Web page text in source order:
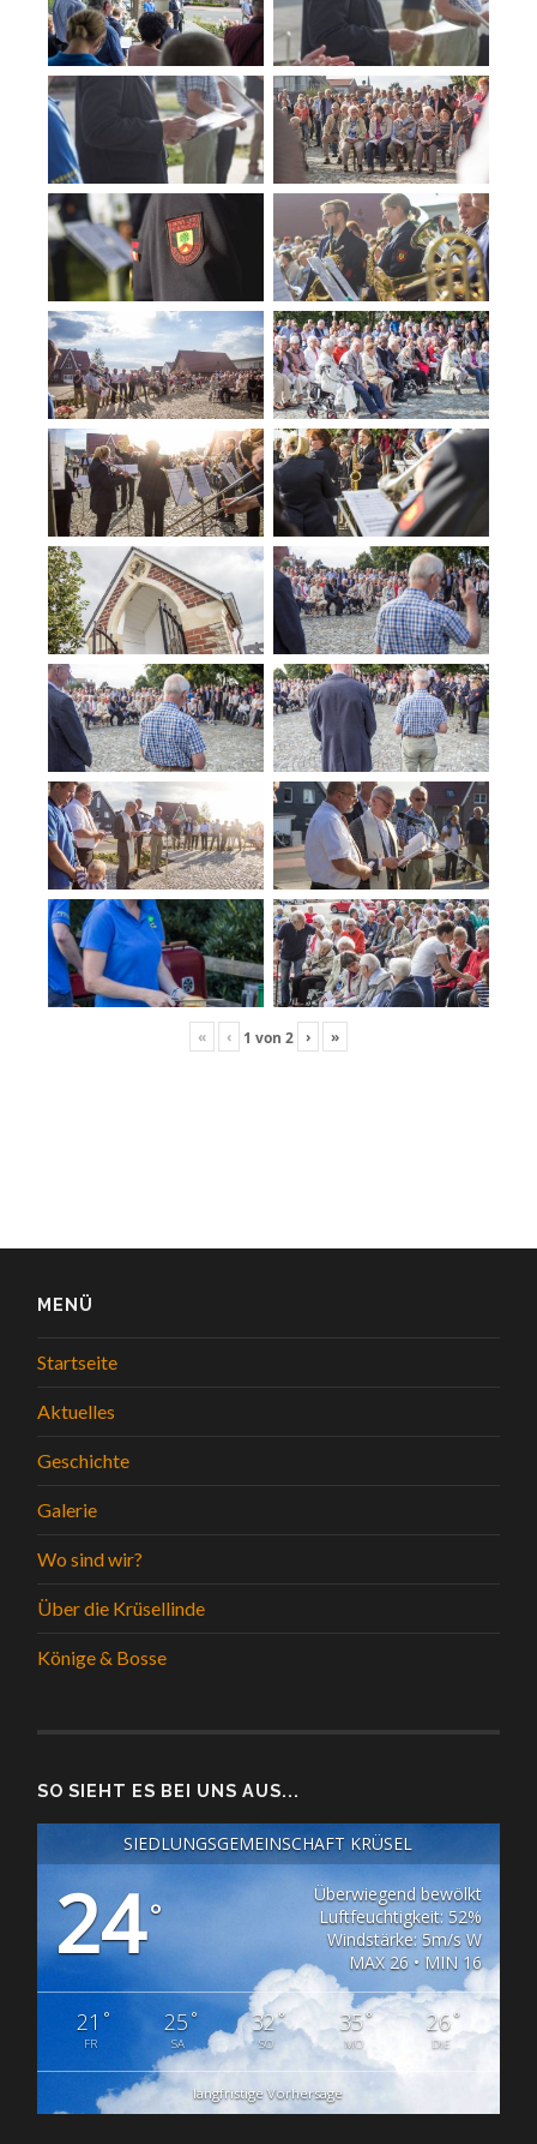
« ‹ 1 von 2 › »
MENÜ
Startseite
Aktuelles
Geschichte
Galerie
Wo sind wir?
Über die Krüsellinde
Könige & Bosse
SO SIEHT ES BEI UNS AUS...
SIEDLUNGSGEMEINSCHAFT KRÜSEL
24°
Überwiegend bewölkt
Luftfeuchtigkeit: 52%
Windstärke: 5m/s W
MAX 26 • MIN 16
21 °
FR
25°
SA
32°
SO
35°
MO
26°
DIE
langfristige Vorhersage